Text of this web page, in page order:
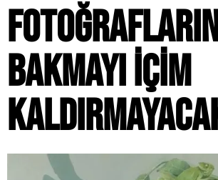
BAKMAYI IÇIM